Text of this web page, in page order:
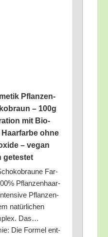
Pflan­zen­
– 100g
mit Bio-
ohne
– vegan
getestet
Far­
Pflan­zen­haar­
Pflan­zen­
natür­li­chen
Das…
Die For­mel ent­